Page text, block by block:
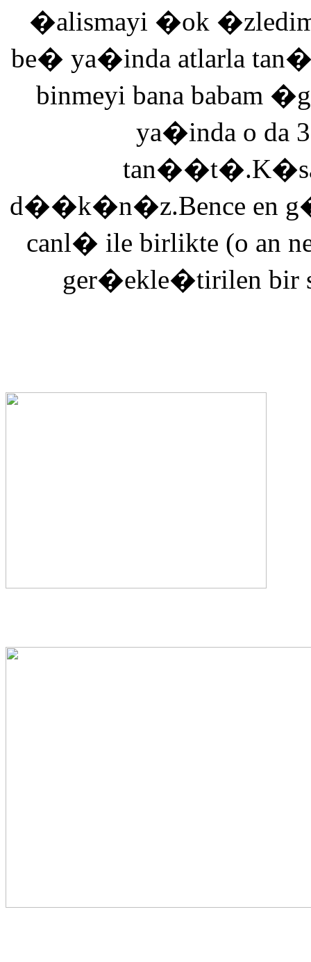
�alismayi �ok
be� ya�inda atlarla
binmeyi bana babam
ya�inda o da
d��k�n�z.Bence en
canl� ile birlikte (o an
ger�ekle�tirilen bir